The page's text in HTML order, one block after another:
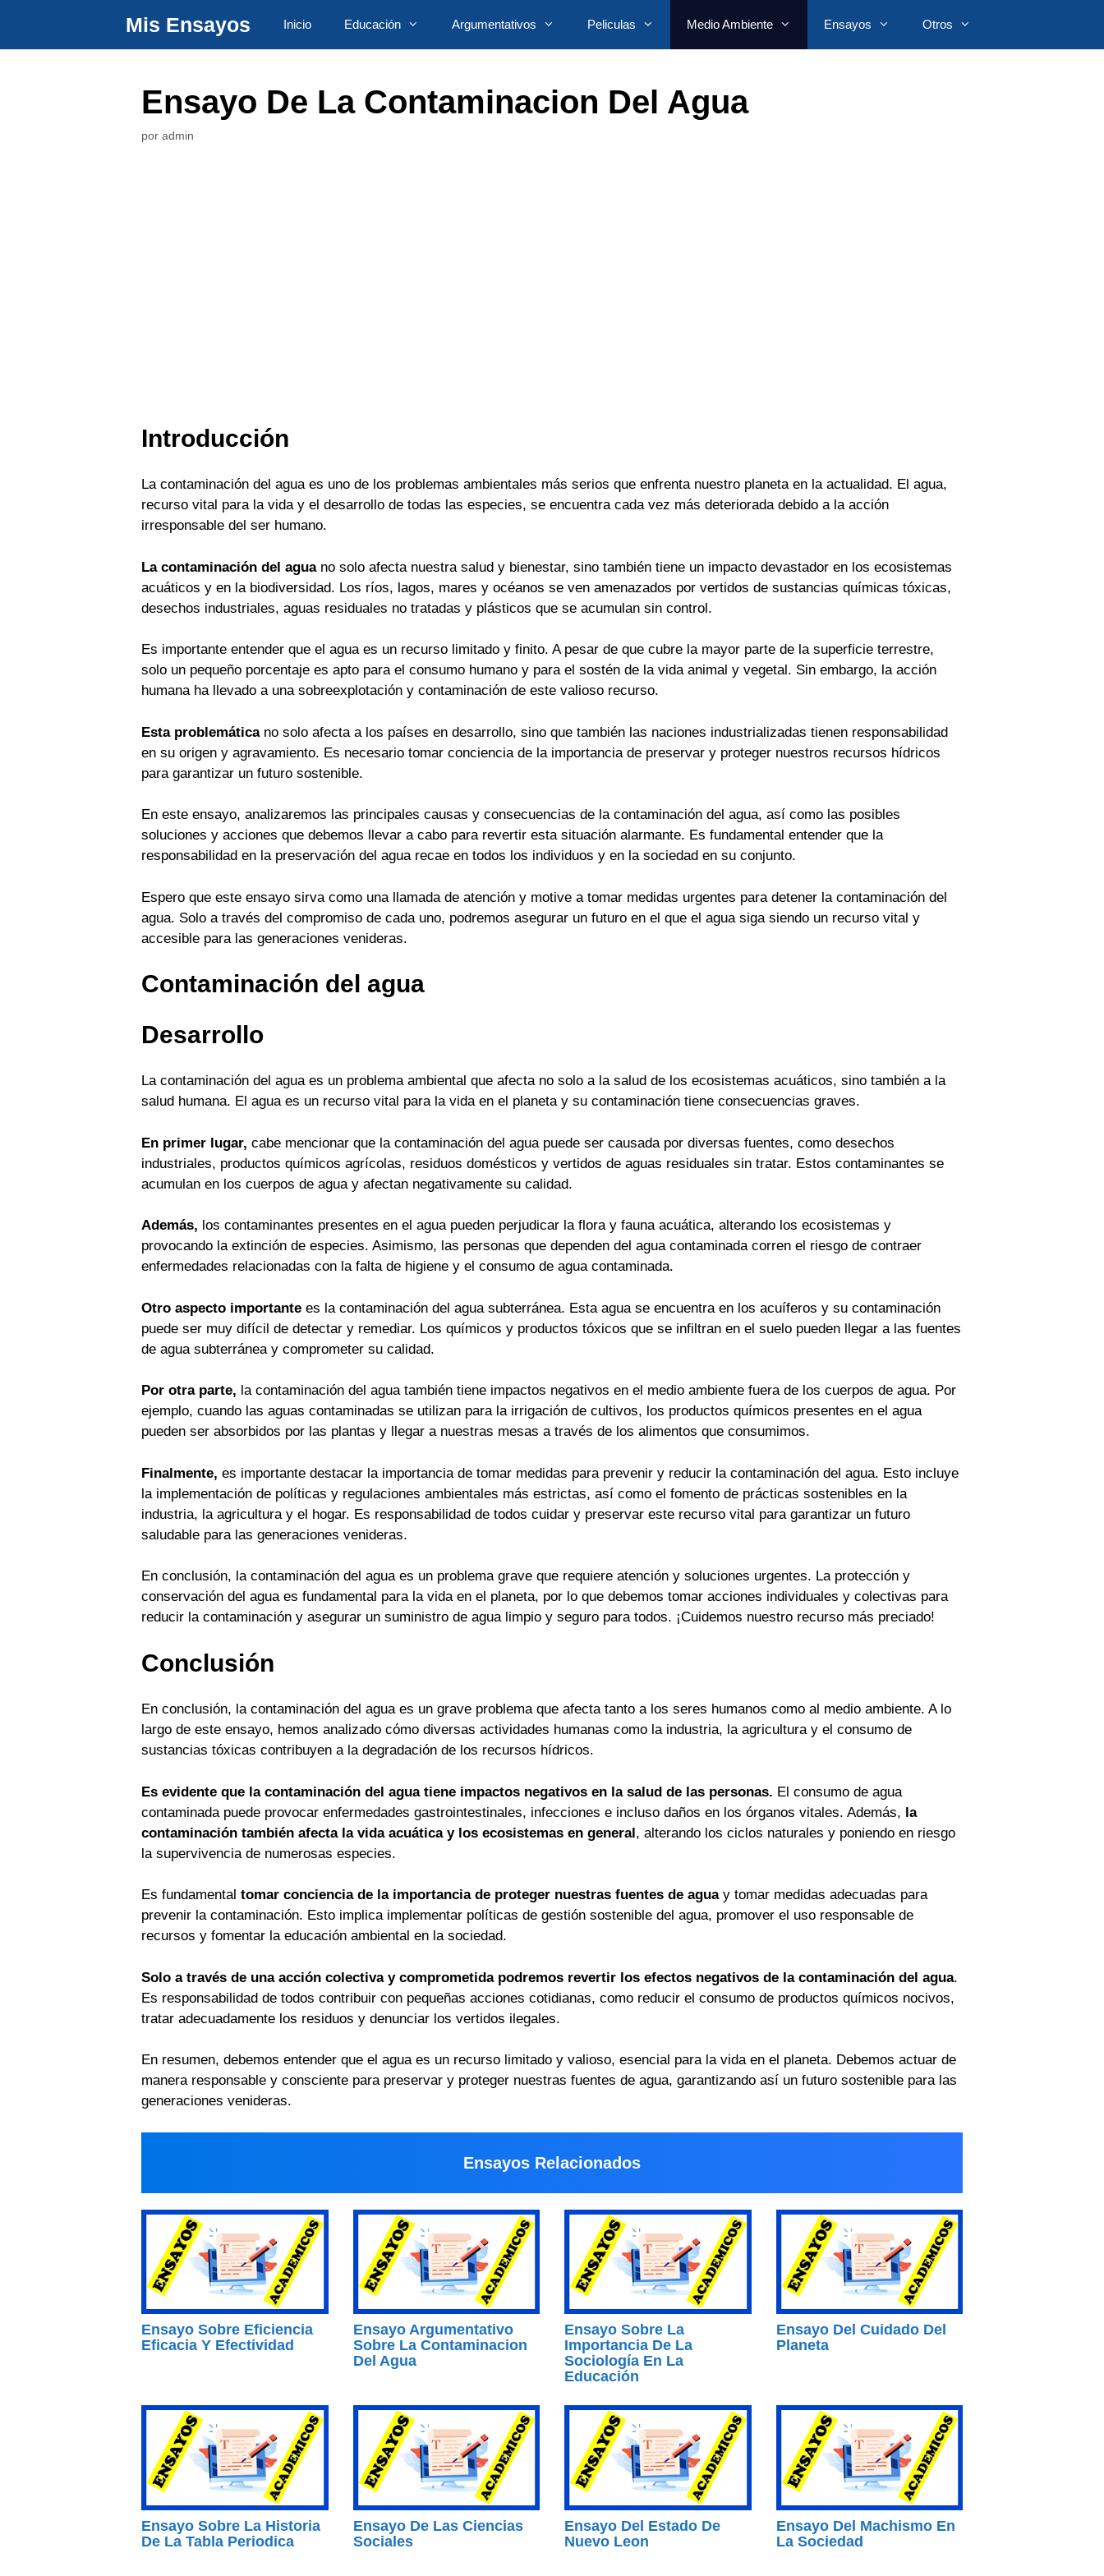
contenido
Mis Ensayos Inicio Educación Argumentativos Peliculas Medio Ambiente Ensayos Otros
Ensayo De La Contaminacion Del Agua
por admin
Introducción
La contaminación del agua es uno de los problemas ambientales más serios que enfrenta nuestro planeta en la actualidad. El agua,
recurso vital para la vida y el desarrollo de todas las especies, se encuentra cada vez más deteriorada debido a la acción
irresponsable del ser humano.
La contaminación del aguano solo afecta nuestra salud y bienestar, sino también tiene un impacto devastador en los ecosistemas
acuáticos y en la biodiversidad. Los ríos, lagos, mares y océanos se ven amenazados por vertidos de sustancias químicas tóxicas,
desechos industriales, aguas residuales no tratadas y plásticos que se acumulan sin control.
Es importante entender que el agua es un recurso limitado y finito. A pesar de que cubre la mayor parte de la superficie terrestre,
solo un pequeño porcentaje es apto para el consumo humano y para el sostén de la vida animal y vegetal. Sin embargo, la acción
humana ha llevado a una sobreexplotación y contaminación de este valioso recurso.
Esta problemáticano solo afecta a los países en desarrollo, sino que también las naciones industrializadas tienen responsabilidad
en su origen y agravamiento. Es necesario tomar conciencia de la importancia de preservar y proteger nuestros recursos hídricos
para garantizar un futuro sostenible.
En este ensayo, analizaremos las principales causas y consecuencias de la contaminación del agua, así como las posibles
soluciones y acciones que debemos llevar a cabo para revertir esta situación alarmante. Es fundamental entender que la
responsabilidad en la preservación del agua recae en todos los individuos y en la sociedad en su conjunto.
Espero que este ensayo sirva como una llamada de atención y motive a tomar medidas urgentes para detener la contaminación del
agua. Solo a través del compromiso de cada uno, podremos asegurar un futuro en el que el agua siga siendo un recurso vital y
accesible para las generaciones venideras.
Contaminación del agua
Desarrollo
La contaminación del agua es un problema ambiental que afecta no solo a la salud de los ecosistemas acuáticos, sino también a la
salud humana. El agua es un recurso vital para la vida en el planeta y su contaminación tiene consecuencias graves.
En primer lugar, cabe mencionar que la contaminación del agua puede ser causada por diversas fuentes, como desechos
industriales, productos químicos agrícolas, residuos domésticos y vertidos de aguas residuales sin tratar. Estos contaminantes se
acumulan en los cuerpos de agua y afectan negativamente su calidad.
Además, los contaminantes presentes en el agua pueden perjudicar la flora y fauna acuática, alterando los ecosistemas y
provocando la extinción de especies. Asimismo, las personas que dependen del agua contaminada corren el riesgo de contraer
enfermedades relacionadas con la falta de higiene y el consumo de agua contaminada.
Otro aspecto importante es la contaminación del agua subterránea. Esta agua se encuentra en los acuíferos y su contaminación
puede ser muy difícil de detectar y remediar. Los químicos y productos tóxicos que se infiltran en el suelo pueden llegar a las fuentes
de agua subterránea y comprometer su calidad.
Por otra parte, la contaminación del agua también tiene impactos negativos en el medio ambiente fuera de los cuerpos de agua. Por
ejemplo, cuando las aguas contaminadas se utilizan para la irrigación de cultivos, los productos químicos presentes en el agua
pueden ser absorbidos por las plantas y llegar a nuestras mesas a través de los alimentos que consumimos.
Finalmente, es importante destacar la importancia de tomar medidas para prevenir y reducir la contaminación del agua. Esto incluye
la implementación de políticas y regulaciones ambientales más estrictas, así como el fomento de prácticas sostenibles en la
industria, la agricultura y el hogar. Es responsabilidad de todos cuidar y preservar este recurso vital para garantizar un futuro
saludable para las generaciones venideras.
En conclusión, la contaminación del agua es un problema grave que requiere atención y soluciones urgentes. La protección y
conservación del agua es fundamental para la vida en el planeta, por lo que debemos tomar acciones individuales y colectivas para
reducir la contaminación y asegurar un suministro de agua limpio y seguro para todos. ¡Cuidemos nuestro recurso más preciado!
Conclusión
En conclusión, la contaminación del agua es un grave problema que afecta tanto a los seres humanos como al medio ambiente. A lo
largo de este ensayo, hemos analizado cómo diversas actividades humanas como la industria, la agricultura y el consumo de
sustancias tóxicas contribuyen a la degradación de los recursos hídricos.
Es evidente que la contaminación del agua tiene impactos negativos en la salud de las personas. El consumo de agua
contaminada puede provocar enfermedades gastrointestinales, infecciones e incluso daños en los órganos vitales. Además, la
contaminación también afecta la vida acuática y los ecosistemas en general, alterando los ciclos naturales y poniendo en riesgo
la supervivencia de numerosas especies.
Es fundamental tomar conciencia de la importancia de proteger nuestras fuentes de aguay tomar medidas adecuadas para
prevenir la contaminación. Esto implica implementar políticas de gestión sostenible del agua, promover el uso responsable de
recursos y fomentar la educación ambiental en la sociedad.
Solo a través de una acción colectiva y comprometida podremos revertir los efectos negativos de la contaminación del agua.
Es responsabilidad de todos contribuir con pequeñas acciones cotidianas, como reducir el consumo de productos químicos nocivos,
tratar adecuadamente los residuos y denunciar los vertidos ilegales.
En resumen, debemos entender que el agua es un recurso limitado y valioso, esencial para la vida en el planeta. Debemos actuar de
manera responsable y consciente para preservar y proteger nuestras fuentes de agua, garantizando así un futuro sostenible para las
generaciones venideras.
Ensayos Relacionados
Ensayo Sobre Eficiencia
Eficacia Y Efectividad
Ensayo Argumentativo
Sobre La Contaminacion
Del Agua
Ensayo Sobre La
Importancia De La
Sociología En La
Educación
Ensayo Del Cuidado Del
Planeta
Ensayo Sobre La Historia
De La Tabla Periodica
Ensayo De Las Ciencias
Sociales
Ensayo Del Estado De
Nuevo Leon
Ensayo Del Machismo En
La Sociedad